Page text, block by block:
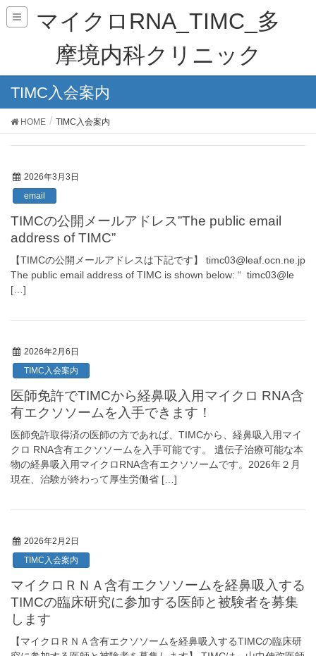
マイクロRNA_TIMC_多
摩境内科クリニック
TIMC入会案内
HOME TIMC入会案内
2026年3月3日
email
TIMCの公開メールアドレス”The public email
address of TIMC”
【TIMCの公開メールアドレスは下記です】 timc03@leaf.ocn.ne.jp
The public email address of TIMC is shown below: “ timc03@le
[…]
2026年2月6日
TIMC入会案内
医師免許でTIMCから経鼻吸入用マイクロ RNA含
有エクソソームを入手できます！
医師免許取得済の医師の方であれば、TIMCから、経鼻吸入用マイ
クロ RNA含有エクソソームを入手可能です。 遺伝子治療可能な本
物の経鼻吸入用マイクロRNA含有エクソソームです。2026年２月
現在、治験が終わって厚生労働省 […]
2026年2月2日
TIMC入会案内
マイクロＲＮＡ含有エクソソームを経鼻吸入する
TIMCの臨床研究に参加する医師と被験者を募集
します
【マイクロＲＮＡ含有エクソソームを経鼻吸入するTIMCの臨床研